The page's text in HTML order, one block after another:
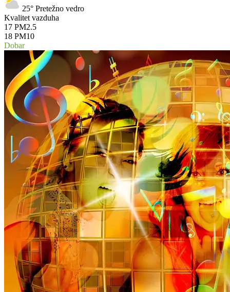
25° Pretežno vedro
Kvalitet vazduha
17 PM2.5
18 PM10
Dobar